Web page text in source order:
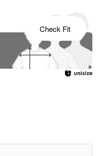
Check Fit